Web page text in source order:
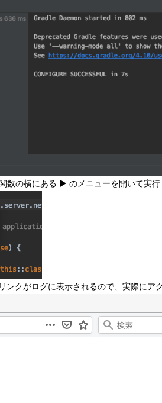
の横にある ▶ のメニューを開いて実行
ンクがログに表示されるので、実際に